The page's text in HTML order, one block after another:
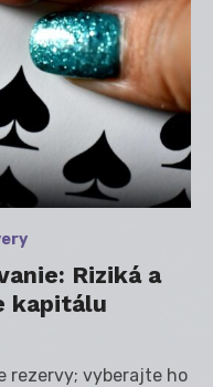
Riziká a
kapitálu
rezervy; vyberajte ho